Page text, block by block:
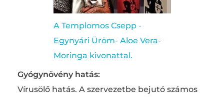
A Templomos Csepp -
Egynyári Üröm- Aloe Vera-
Moringa kivonattal.
Gyógynövény hatás:
Vírusölő hatás. A szervezetbe bejutó számos